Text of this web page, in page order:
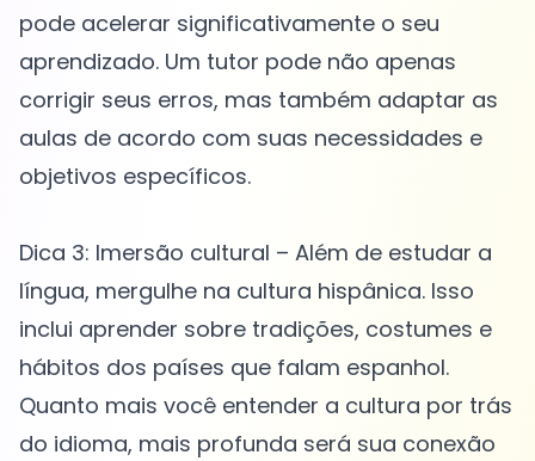
pode acelerar significativamente o seu
aprendizado. Um tutor pode não apenas
corrigir seus erros, mas também adaptar as
aulas de acordo com suas necessidades e
objetivos específicos.
Dica 3: Imersão cultural – Além de estudar a
língua, mergulhe na cultura hispânica. Isso
inclui aprender sobre tradições, costumes e
hábitos dos países que falam espanhol.
Quanto mais você entender a cultura por trás
do idioma, mais profunda será sua conexão